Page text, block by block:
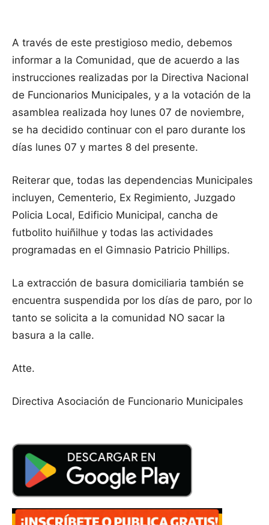
A través de este prestigioso medio, debemos
informar a la Comunidad, que de acuerdo a las
instrucciones realizadas por la Directiva Nacional
de Funcionarios Municipales, y a la votación de la
asamblea realizada hoy lunes 07 de noviembre,
se ha decidido continuar con el paro durante los
días lunes 07 y martes 8 del presente.
Reiterar que, todas las dependencias Municipales
incluyen, Cementerio, Ex Regimiento, Juzgado
Policia Local, Edificio Municipal, cancha de
futbolito huiñilhue y todas las actividades
programadas en el Gimnasio Patricio Phillips.
La extracción de basura domiciliaria también se
encuentra suspendida por los días de paro, por lo
tanto se solicita a la comunidad NO sacar la
basura a la calle.
Atte.
Directiva Asociación de Funcionario Municipales